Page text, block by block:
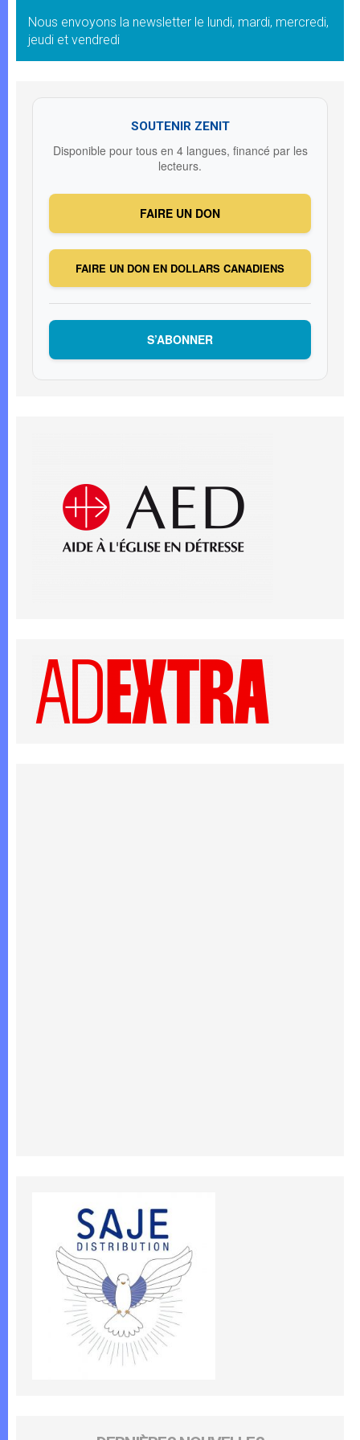
Nous envoyons la newsletter le lundi, mardi, mercredi,
jeudi et vendredi
SOUTENIR ZENIT
Disponible pour tous en 4 langues, financé par les
lecteurs.
FAIRE UN DON
FAIRE UN DON EN DOLLARS CANADIENS
S’ABONNER